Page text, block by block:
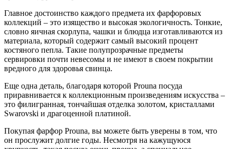
Главное достоинство каждого предмета их фарфоровых
коллекций – это изящество и высокая экологичность. Тонкие,
словно яичная скорлупа, чашки и блюдца изготавливаются из
материала, который содержит самый высокий процент
костяного пепла. Такие полупрозрачные предметы
сервировки почти невесомы и не имеют в своем покрытии
вредного для здоровья свинца.
Еще одна деталь, благодаря которой Prouna посуда
приравнивается к коллекционным произведениям искусства –
это филигранная, тончайшая отделка золотом, кристаллами
Swarovski и драгоценной платиной.
Покупая фарфор Prouna, вы можете быть уверены в том, что
он прослужит долгие годы. Несмотря на кажущуюся